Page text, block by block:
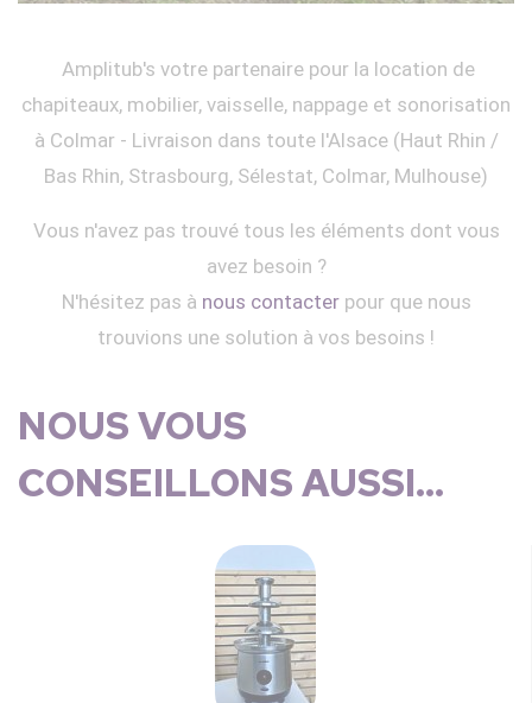
Amplitub's votre partenaire pour la location de
chapiteaux, mobilier, vaisselle, nappage et sonorisation
à Colmar - Livraison dans toute l'Alsace (Haut Rhin /
Bas Rhin, Strasbourg, Sélestat, Colmar, Mulhouse)
Vous n'avez pas trouvé tous les éléments dont vous
avez besoin ?
N'hésitez pas à nous contacterpour que nous
trouvions une solution à vos besoins !
NOUS VOUS
CONSEILLONS AUSSI...